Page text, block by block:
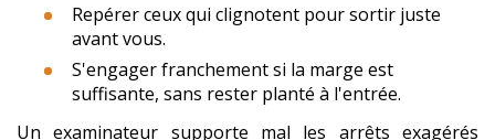
Repérer ceux qui clignotent pour sortir juste
avant vous.
S'engager franchement si la marge est
suffisante, sans rester planté à l'entrée.
Un examinateur supporte mal les arrêts exagérés